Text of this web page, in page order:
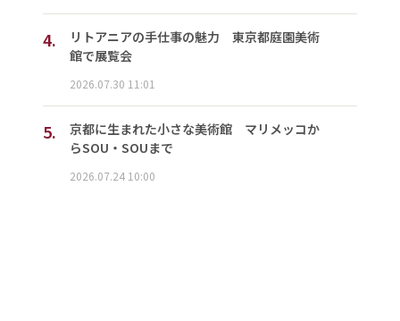
4.
リトアニアの手仕事の魅力 東京都庭園美術
館で展覧会
2026.07.30 11:01
5.
京都に生まれた小さな美術館 マリメッコか
らSOU・SOUまで
2026.07.24 10:00